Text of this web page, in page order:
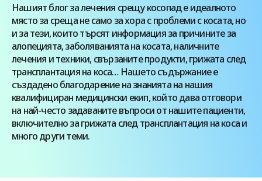
Нашият блог за лечения срещу косопад е идеалното
място за среща не само за хора с проблеми с косата, но
и за тези, които търсят информация за причините за
алопецията, заболяванията на косата, наличните
лечения и техники, свързаните продукти, грижата след
трансплантация на коса… Нашето съдържание е
създадено благодарение на знанията на нашия
квалифициран медицински екип, който дава отговори
на най-често задаваните въпроси от нашите пациенти,
включително за грижата след трансплантация на коса и
много други теми.